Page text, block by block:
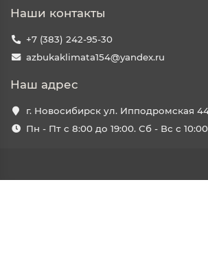
Наши контакты
+7 (383) 242-95-30
azbukaklimata154@yandex.ru
Наш адрес
г. Новосибирск ул. Ипподромская
Пн - Пт с 8:00 до 19:00. Сб - Вс с